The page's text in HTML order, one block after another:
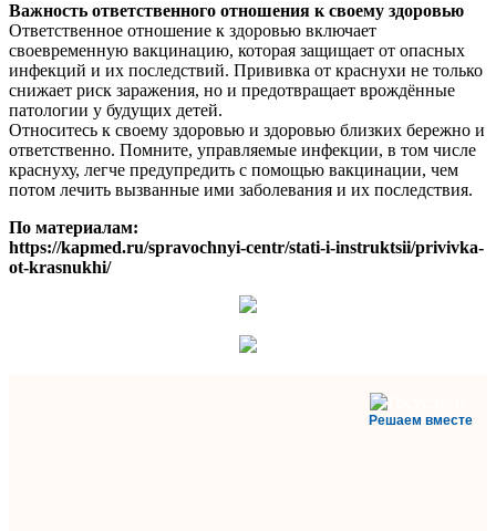
Важность ответственного отношения к своему здоровью
Ответственное отношение к здоровью включает
своевременную вакцинацию, которая защищает от опасных
инфекций и их последствий. Прививка от краснухи не только
снижает риск заражения, но и предотвращает врождённые
патологии у будущих детей.
Относитесь к своему здоровью и здоровью близких бережно и
ответственно. Помните, управляемые инфекции, в том числе
краснуху, легче предупредить с помощью вакцинации, чем
потом лечить вызванные ими заболевания и их последствия.
По материалам:
https://kapmed.ru/spravochnyi-centr/stati-i-instruktsii/privivka-
ot-krasnukhi/
Решаем вместе